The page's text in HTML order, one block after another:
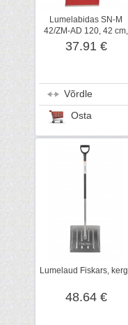
Lumelabidas SN-M
42/ZM-AD 120, 42 cm,
Wolf Garten
37.91 €
Võrdle
Osta
Lumelaud Fiskars,
48.64 €